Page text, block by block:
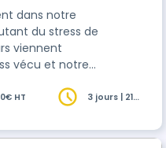
dans notre
du stress de
vécu et notre
HT
3 jours | 21